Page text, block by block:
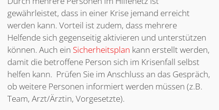
gewährleistet, dass in einer Krise jemand erreicht
werden kann. Vorteil ist zudem, dass mehrere
Helfende sich gegenseitig aktivieren und unterstützen
können. Auch ein Sicherheitsplan kann erstellt werden,
damit die betroffene Person sich im Krisenfall selbst
helfen kann. Prüfen Sie im Anschluss an das Gespräch,
ob weitere Personen informiert werden müssen (z.B.
Team, Arzt/Ärztin, Vorgesetzte).